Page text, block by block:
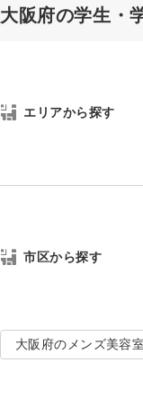
大阪府の学生・
エリアから探す
市区から探す
大阪府のメンズ美容